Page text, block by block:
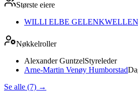
Største eiere
WILLI ELBE
Nøkkelroller
Alexander GuntzelStyreleder
Arne-Martin Venøy Humborstad
Se alle (7) →